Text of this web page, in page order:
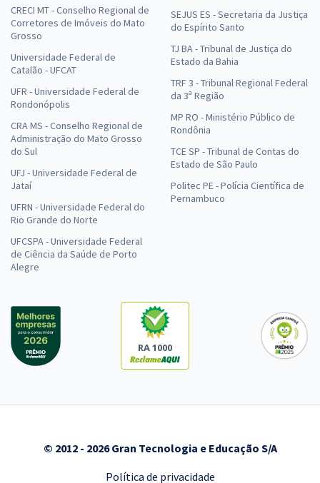
CRECI MT - Conselho Regional de
Corretores de Imóveis do Mato
Grosso
Universidade Federal de
Catalão - UFCAT
UFR - Universidade Federal de
Rondonópolis
CRA MS - Conselho Regional de
Administração do Mato Grosso
do Sul
UFJ - Universidade Federal de
Jataí
UFRN - Universidade Federal do
Rio Grande do Norte
UFCSPA - Universidade Federal
de Ciência da Saúde de Porto
Alegre
SEJUS ES - Secretaria da Justiça
do Espírito Santo
TJ BA - Tribunal de Justiça do
Estado da Bahia
TRF 3 - Tribunal Regional Federal
da 3ª Região
MP RO - Ministério Público de
Rondônia
TCE SP - Tribunal de Contas do
Estado de São Paulo
Politec PE - Polícia Científica de
Pernambuco
RA 1000
© 2012 - 2026 Gran Tecnologia e Educação S/A
Política de privacidade